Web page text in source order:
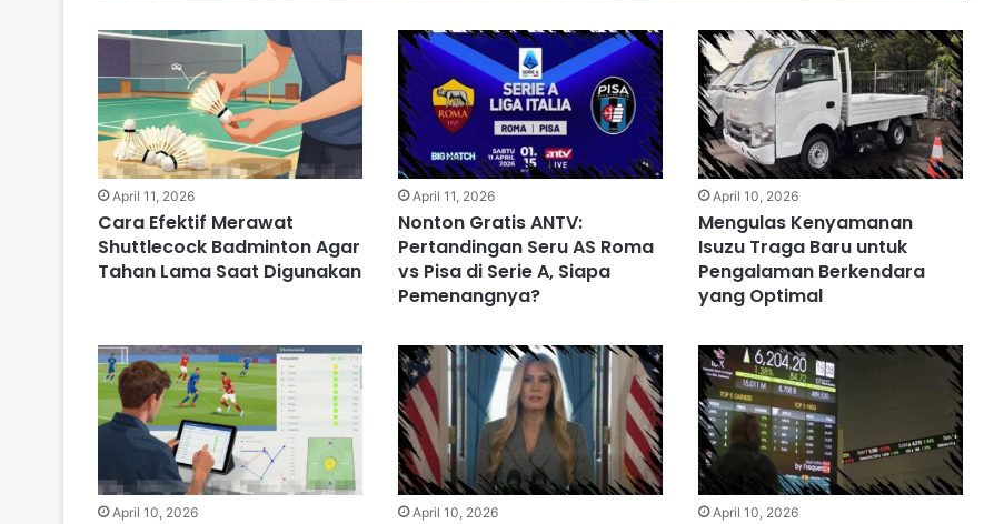
April 11, 2026
Cara Efektif Merawat
Shuttlecock Badminton Agar
Tahan Lama Saat Digunakan
April 11, 2026
Nonton Gratis ANTV:
Pertandingan Seru AS Roma
vs Pisa di Serie A, Siapa
Pemenangnya?
April 10, 2026
Mengulas Kenyamanan
Isuzu Traga Baru untuk
Pengalaman Berkendara
yang Optimal
April 10, 2026 April 10, 2026 April 10, 2026